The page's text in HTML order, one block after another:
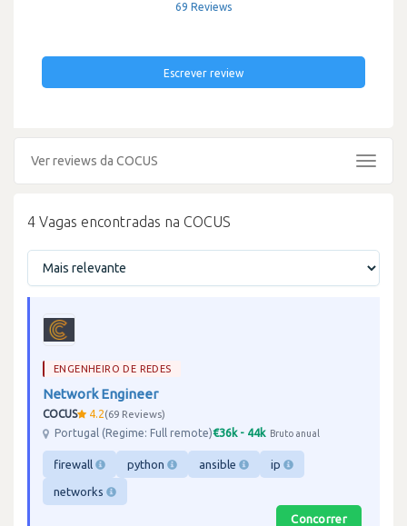
69 Reviews
Escrever review
Ver reviews da COCUS
Toggle
4 Vagas encontradas na COCUS
ENGENHEIRO DE REDES
Network Engineer
COCUS 4.2 69 Reviews
Portugal (Regime: Full remote)€36k - 44k Bruto anual
firewall python ansible ip
networks
Concorrer